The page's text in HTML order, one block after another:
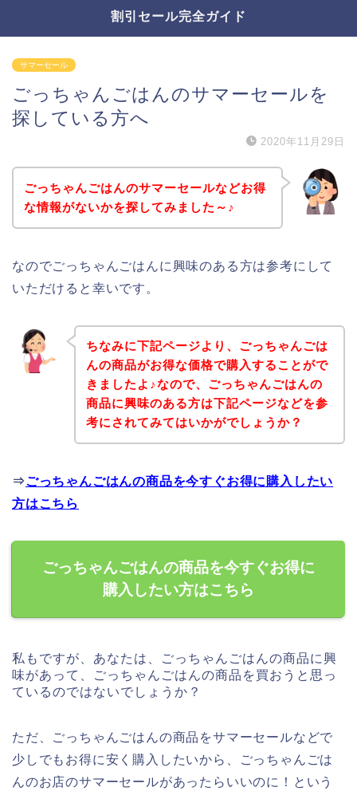
割引セール完全ガイド
サマーセール
ごっちゃんごはんのサマーセールを
探している方へ
2020年11月29日
ごっちゃんごはんのサマーセールなどお得
な情報がないかを探してみました～♪
なのでごっちゃんごはんに興味のある方は参考にして
いただけると幸いです。
ちなみに下記ページより、ごっちゃんごは
んの商品がお得な価格で購入することがで
きましたよ♪なので、ごっちゃんごはんの
商品に興味のある方は下記ページなどを参
考にされてみてはいかがでしょうか？
⇒ごっちゃんごはんの商品を今すぐお得に購入したい
方はこちら
ごっちゃんごはんの商品を今すぐお得に
購入したい方はこちら
私もですが、あなたは、ごっちゃんごはんの商品に興
味があって、ごっちゃんごはんの商品を買おうと思っ
ているのではないでしょうか？
ただ、ごっちゃんごはんの商品をサマーセールなどで
少しでもお得に安く購入したいから、ごっちゃんごは
んのお店のサマーセールがあったらいいのに！という